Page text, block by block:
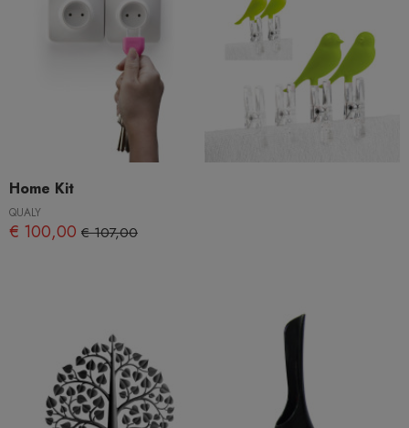
Home Kit
QUALY
€ 100,00 € 107,00